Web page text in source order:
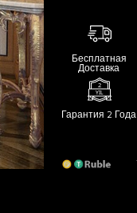
Бесплатная
Доставка
Гарантия 2 Года